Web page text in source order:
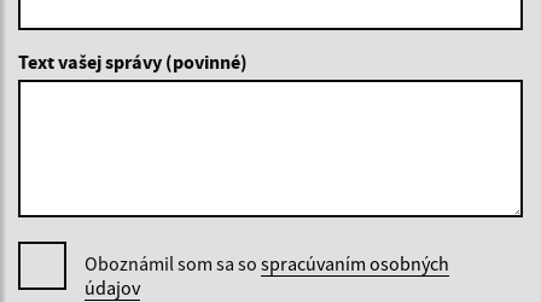
Text vašej správy (povinné)
Oboznámil som sa so spracúvaním osobných
údajov